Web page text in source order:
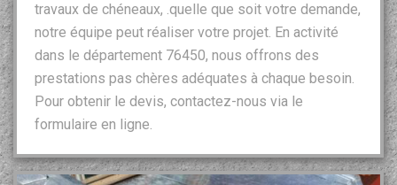
travaux de chéneaux, .quelle que soit votre demande,
notre équipe peut réaliser votre projet. En activité
dans le département 76450, nous offrons des
prestations pas chères adéquates à chaque besoin.
Pour obtenir le devis, contactez-nous via le
formulaire en ligne.